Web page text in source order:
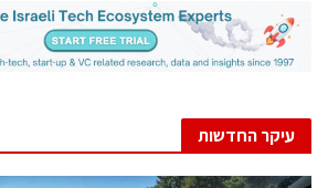
עיקר החדשות